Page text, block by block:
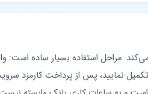
می‌کند. مراحل استفاده بسیار ساده